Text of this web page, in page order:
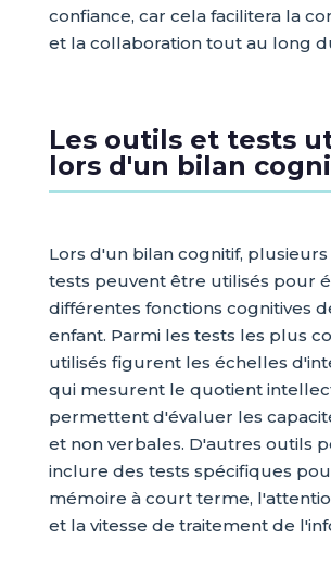
confiance, car cela facilitera la
et la collaboration tout au long
Les outils et tests
lors d'un bilan
Lors d'un bilan cognitif,
tests peuvent être utilisés pour
différentes fonctions cognitives
enfant. Parmi les tests les plus
utilisés figurent les échelles
qui mesurent le quotient
permettent d'évaluer les
et non verbales. D'autres outils
inclure des tests spécifiques
mémoire à court terme,
et la vitesse de traitement de